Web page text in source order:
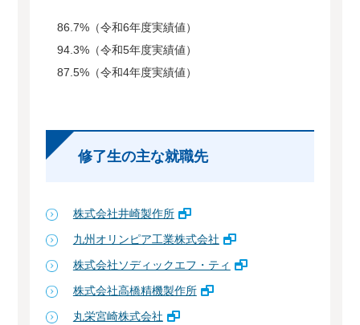
86.7%（令和6年度実績値）
94.3%（令和5年度実績値）
87.5%（令和4年度実績値）
修了生の主な就職先
株式会社井崎製作所
九州オリンピア工業株式会社
株式会社ソディックエフ・ティ
株式会社高橋精機製作所
丸栄宮崎株式会社